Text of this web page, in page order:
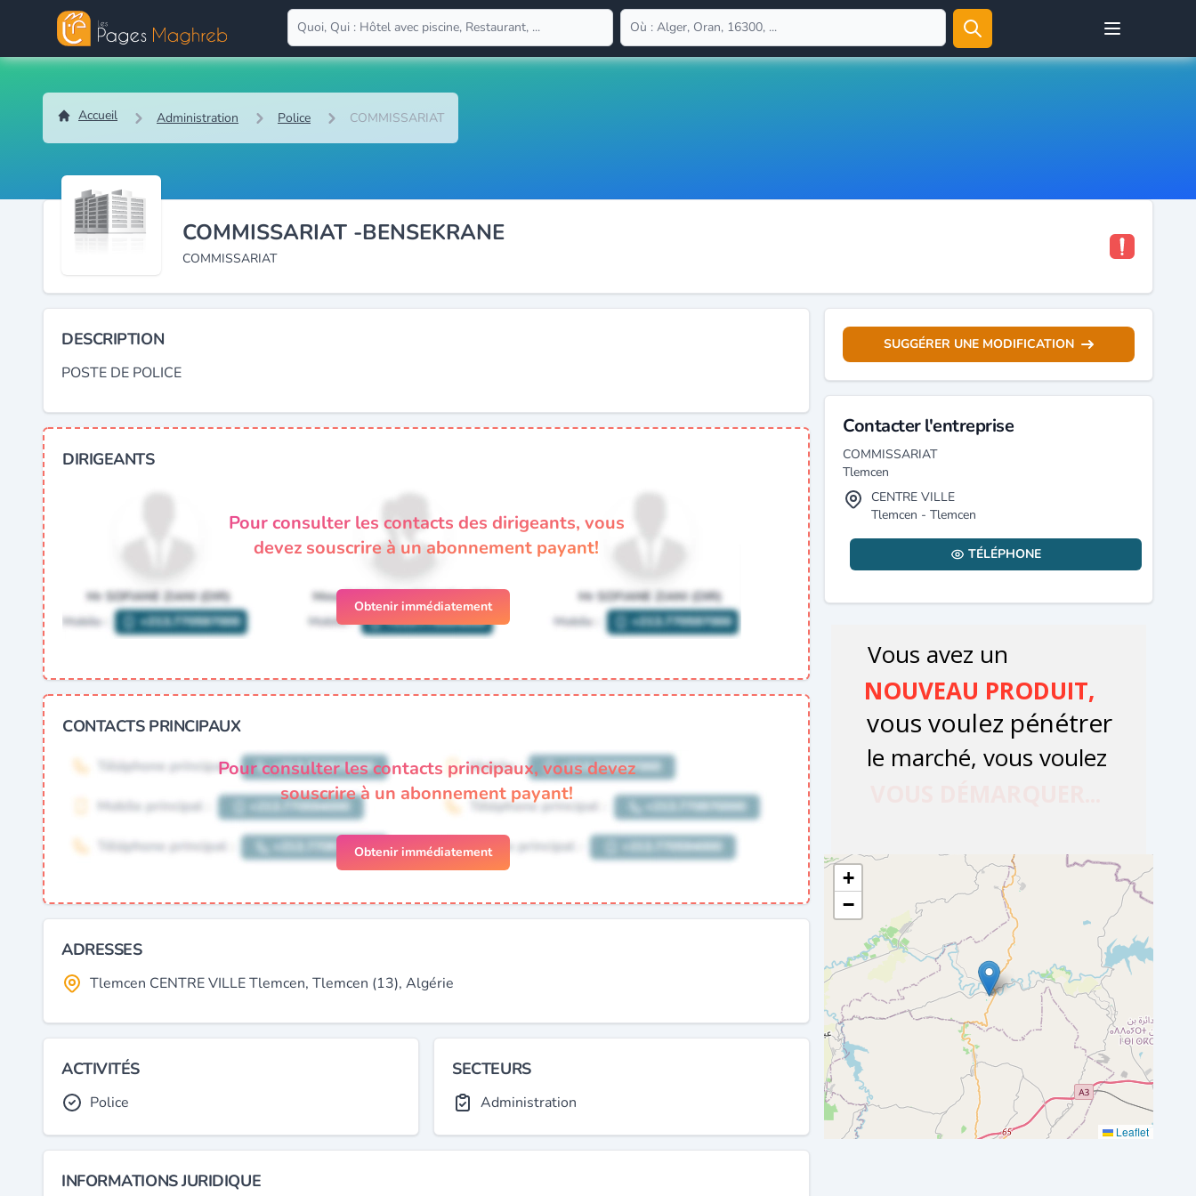
Open user menu
Accueil Administration Police COMMISSARIAT
COMMISSARIAT -BENSEKRANE
COMMISSARIAT
DESCRIPTION
POSTE DE POLICE
DIRIGEANTS
Pour consulter les contacts des dirigeants, vous
devez souscrire à un abonnement payant!
Obtenir immédiatement
CONTACTS PRINCIPAUX
Pour consulter les contacts principaux, vous devez
souscrire à un abonnement payant!
Obtenir immédiatement
ADRESSES
Tlemcen CENTRE VILLE Tlemcen, Tlemcen (13), Algérie
ACTIVITÉS
Police
SECTEURS
Administration
INFORMATIONS JURIDIQUE
SUGGÉRER UNE MODIFICATION
Contacter l'entreprise
COMMISSARIAT
Tlemcen
CENTRE VILLE
Tlemcen - Tlemcen
TÉLÉPHONE
+
−
Leaflet